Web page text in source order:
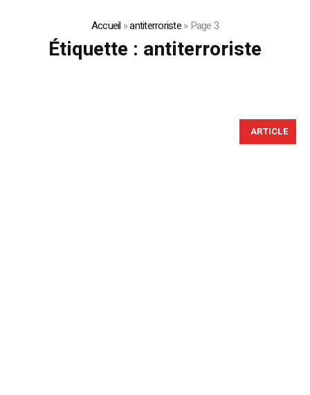
Accueil »antiterroriste»Page 3
Étiquette : antiterroriste
ARTICLE